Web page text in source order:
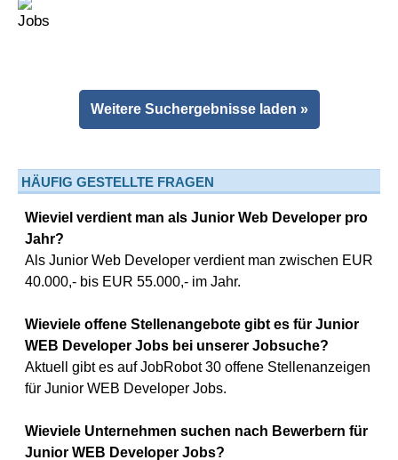
Weitere Suchergebnisse laden »
HÄUFIG GESTELLTE FRAGEN
Wieviel verdient man als Junior Web Developer pro
Jahr?
Als Junior Web Developer verdient man zwischen EUR
40.000,- bis EUR 55.000,- im Jahr.
Wieviele offene Stellenangebote gibt es für Junior
WEB Developer Jobs bei unserer Jobsuche?
Aktuell gibt es auf JobRobot 30 offene Stellenanzeigen
für Junior WEB Developer Jobs.
Wieviele Unternehmen suchen nach Bewerbern für
Junior WEB Developer Jobs?